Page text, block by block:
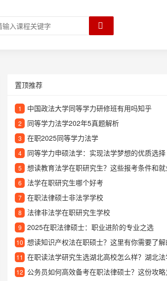
置顶推荐
1 中国政法大学同等学力研修班有用吗知乎
2 同等学力法学202年5真题解析
3 在职2025同等学力法学
4 同等学力申硕法学：实现法学梦想的优质选择
5 想读教育法学在职研究生？这些报考条件和就业前景必须
6 法学在职研究生哪个好考
7 在职法律硕士非法学学校
8 法律非法学在职研究生学校
9 2025在职法律硕士：职业进阶的专业之选
10 想读知识产权法在职硕士？这里有你需要了解的全部
11 在职读法学研究生选湖北高校怎么样？湖北法学在职研究生报考
12 公务员如何高效备考在职法律硕士？这份攻略为你